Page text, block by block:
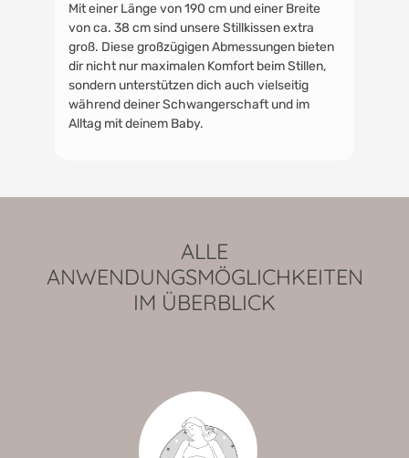
Mit einer Länge von 190 cm und einer Breite
von ca. 38 cm sind unsere Stillkissen extra
groß. Diese großzügigen Abmessungen bieten
dir nicht nur maximalen Komfort beim Stillen,
sondern unterstützen dich auch vielseitig
während deiner Schwangerschaft und im
Alltag mit deinem Baby.
ALLE
ANWENDUNGSMÖGLICHKEITEN
IM ÜBERBLICK